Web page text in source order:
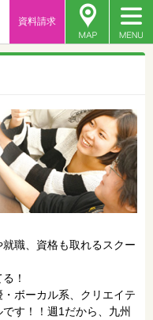
資料請求
職、資格も取れるスクー
！
ボーカル系、クリエイテ
す！！週1だから、九州